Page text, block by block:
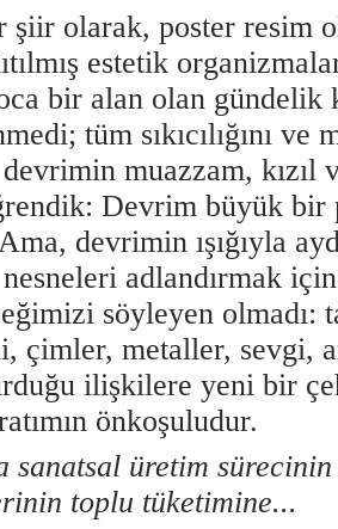
olarak, poster resim
estetik
bir alan olan
tüm sıkıcılığını ve
muazzam, kızıl
Devrim büyük bir
devrimin ışığıyla
adlandırmak
söyleyen olmadı:
çimler, metaller, sevgi,
ilişkilere yeni bir
önkoşuludur.
sanatsal üretim
toplu tüketimine...